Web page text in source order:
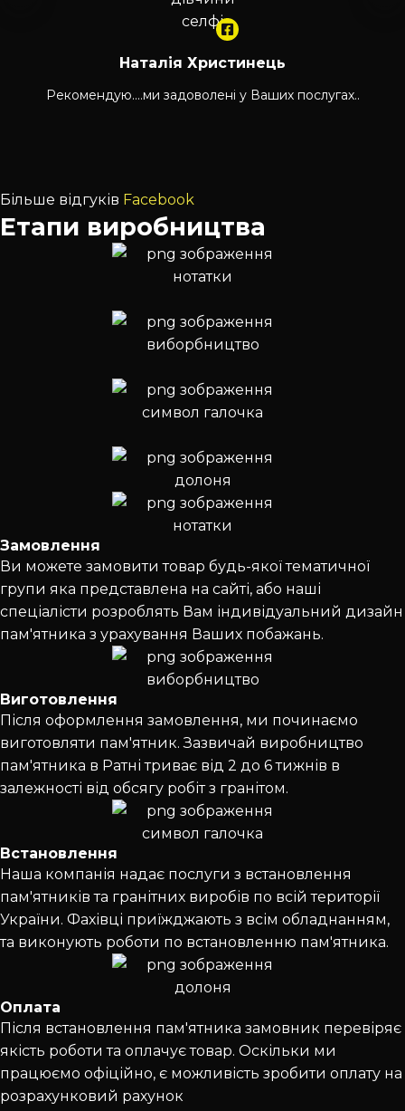
Наталія Христинець
Рекомендую....ми задоволені у Ваших послугах..
Більше відгуків Facebook
Етапи виробництва
Замовлення
Ви можете замовити товар будь-якої тематичної
групи яка представлена на сайті, або наші
спеціалісти розроблять Вам індивідуальний дизайн
пам'ятника з урахування Ваших побажань.
Виготовлення
Після оформлення замовлення, ми починаємо
виготовляти пам'ятник. Зазвичай виробництво
пам'ятника в Ратні триває від 2 до 6 тижнів в
залежності від обсягу робіт з гранітом.
Встановлення
Наша компанія надає послуги з встановлення
пам'ятників та гранітних виробів по всій території
України. Фахівці приїжджають з всім обладнанням,
та виконують роботи по встановленню пам'ятника.
Оплата
Після встановлення пам'ятника замовник перевіряє
якість роботи та оплачує товар. Оскільки ми
працюємо офіційно, є можливість зробити оплату на
розрахунковий рахунок